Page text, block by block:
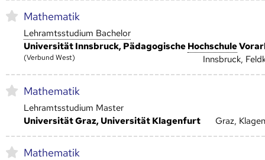
Mathematik
Lehramtsstudium Bachelor
Universität Innsbruck, Pädagogische Hoch­schule
(Verbund West) Innsbruck,
Mathematik
Lehramtsstudium Master
Universität Graz, Universität Klagenfurt
Graz,
Mathematik